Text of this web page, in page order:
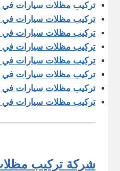
تركيب مظلات سيارات في
تركيب مظلات سيارات في
تركيب مظلات سيارات في
تركيب مظلات سيارات في
تركيب مظلات سيارات في
تركيب مظلات سيارات
تركيب مظلات سيارات
تركيب مظلات سيارات في
شركة تركيب